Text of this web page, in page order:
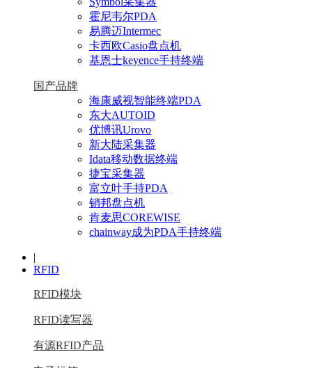
霍尼韦尔PDA
易腾迈Intermec
卡西欧Casio盘点机
基恩士keyence手持终端
国产品牌
海康威视智能终端PDA
东大AUTOID
优博讯Urovo
新大陆采集器
Idata移动数据终端
捷宝采集器
富立叶手持PDA
销邦盘点机
肯麦思COREWISE
chainway成为PDA手持终端
|
RFID
RFID模块
RFID读写器
有源RFID产品